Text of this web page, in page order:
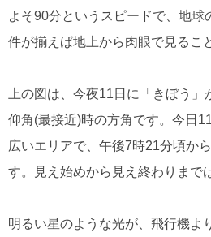
よそ90分というスピードで、地球
件が揃えば地上から肉眼で見るこ
上の図は、今夜11日に「きぼう
仰角(最接近)時の方角です。今日
広いエリアで、午後7時21分頃か
す。見え始めから見え終わりまで
明るい星のような光が、飛行機よ